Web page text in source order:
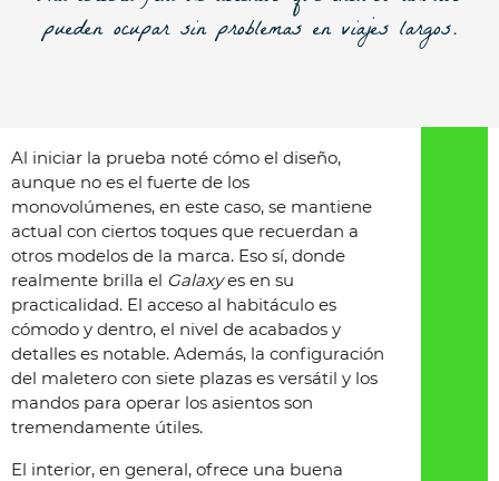
pueden ocupar sin problemas en viajes largos.
Al iniciar la prueba noté cómo el diseño,
aunque no es el fuerte de los
monovolúmenes, en este caso, se mantiene
actual con ciertos toques que recuerdan a
otros modelos de la marca. Eso sí, donde
realmente brilla el Galaxyes en su
practicalidad. El acceso al habitáculo es
cómodo y dentro, el nivel de acabados y
detalles es notable. Además, la configuración
del maletero con siete plazas es versátil y los
mandos para operar los asientos son
tremendamente útiles.
El interior, en general, ofrece una buena